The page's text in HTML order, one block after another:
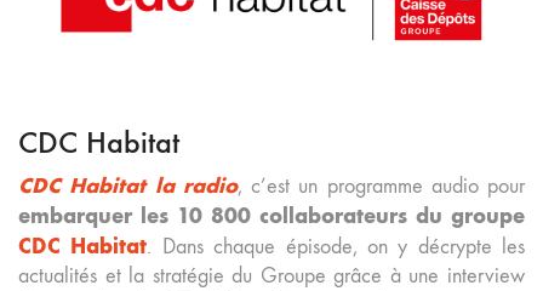
CDC Habitat
CDC Habitat la radio, c’est un programme audio pour
embarquer les 10 800 collaborateurs du groupe
CDC Habitat. Dans chaque épisode, on y décrypte les
actualités et la stratégie du Groupe grâce à une interview